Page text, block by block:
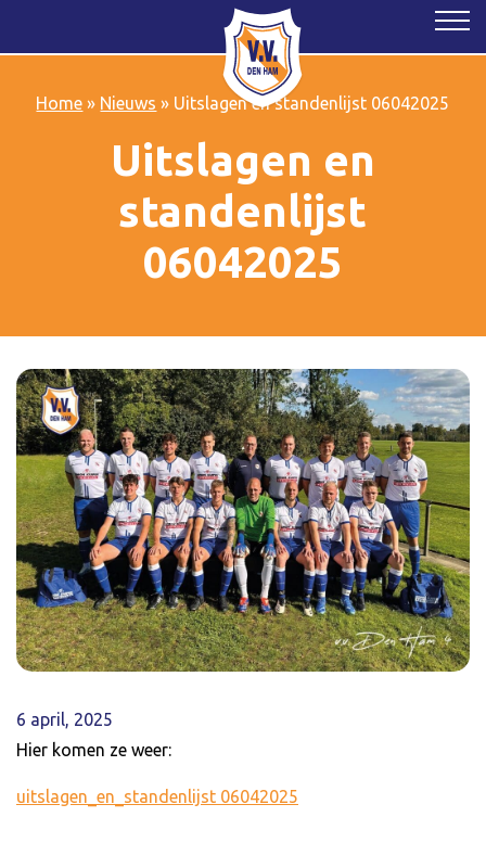
Home » Nieuws » Uitslagen en standenlijst 06042025
Uitslagen en
standenlijst
06042025
6 april, 2025
Hier komen ze weer:
uitslagen_en_standenlijst 06042025